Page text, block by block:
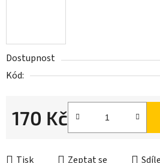
Dostupnost
Kód:
170 Kč
Tisk Zeptat se